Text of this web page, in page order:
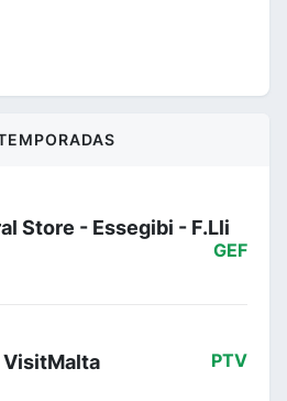
Store - Essegibi - F.Lli
GEF
PTV